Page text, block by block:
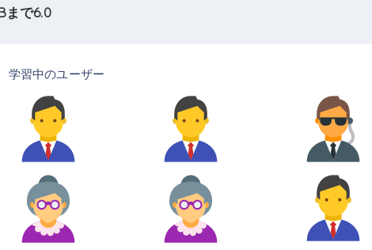
まで6.0
学習中のユーザー